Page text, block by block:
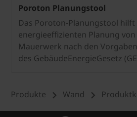
Poroton Planungstool
Das Poroton-Planungstool
energieeffizienten Planung
Mauerwerk nach den Vorgaben
des GebäudeEnergieGesetz
Produkte Wand